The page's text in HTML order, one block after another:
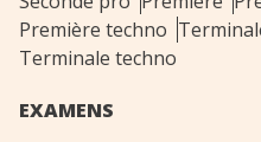
Première techno
Terminale techno
EXAMENS